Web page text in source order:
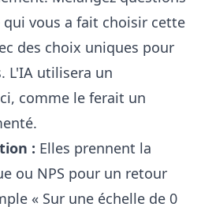
qui vous a fait choisir cette
des choix uniques pour
L'IA utilisera un
comme le ferait un
: Elles prennent la
ou NPS pour un retour
« Sur une échelle de 0